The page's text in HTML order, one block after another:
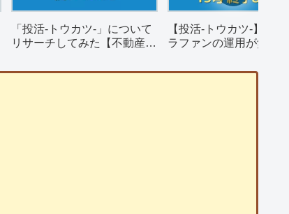
「投活-トウカツ-」について
リサーチしてみた【不動産ク
【投活-トウカツ-】不
ラファンの運用が無事